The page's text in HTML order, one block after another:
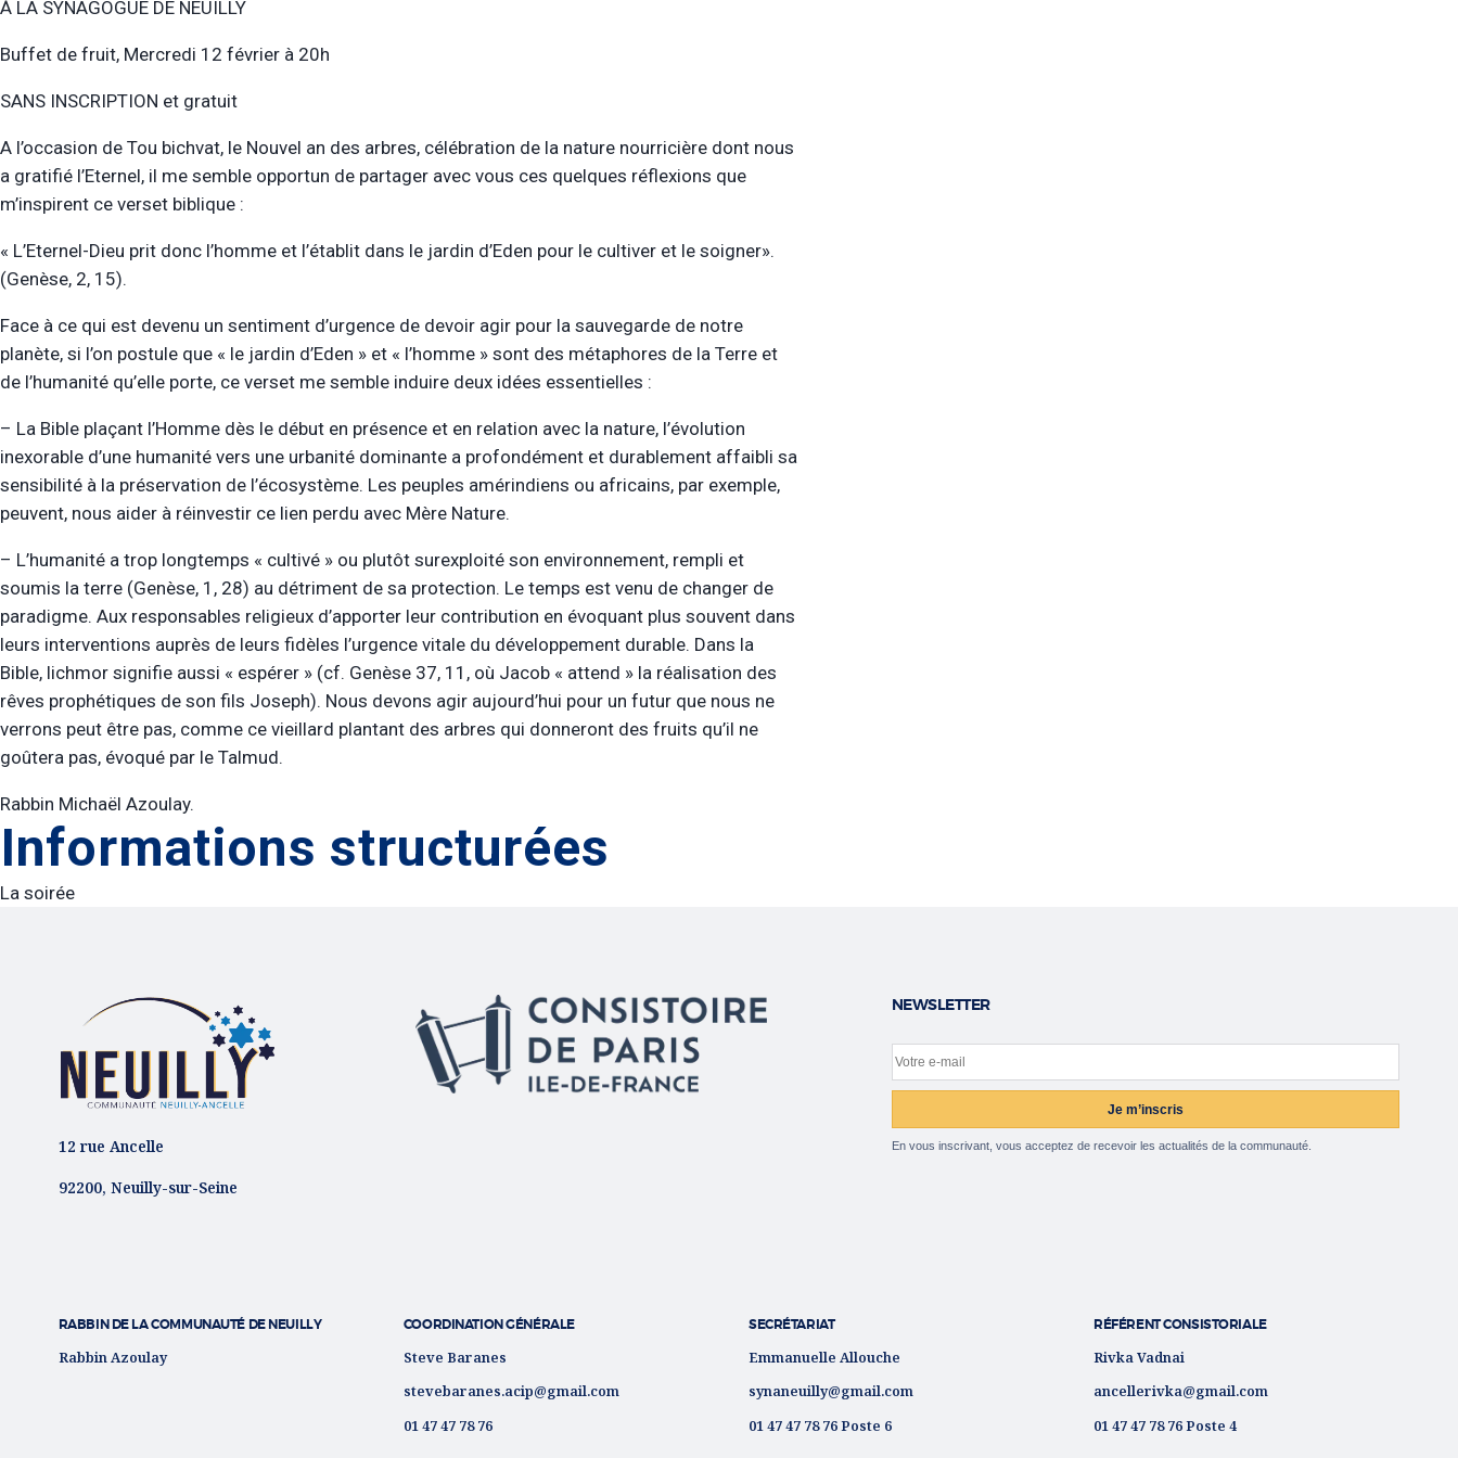
À LA SYNAGOGUE DE NEUILLY
Buffet de fruit, Mercredi 12 février à 20h
SANS INSCRIPTION et gratuit
A l’occasion de Tou bichvat, le Nouvel an des arbres, célébration de la nature nourricière dont nous
a gratifié l’Eternel, il me semble opportun de partager avec vous ces quelques réflexions que
m’inspirent ce verset biblique :
« L’Eternel-Dieu prit donc l’homme et l’établit dans le jardin d’Eden pour le cultiver et le soigner».
(Genèse, 2, 15).
Face à ce qui est devenu un sentiment d’urgence de devoir agir pour la sauvegarde de notre
planète, si l’on postule que « le jardin d’Eden » et « l’homme » sont des métaphores de la Terre et
de l’humanité qu’elle porte, ce verset me semble induire deux idées essentielles :
– La Bible plaçant l’Homme dès le début en présence et en relation avec la nature, l’évolution
inexorable d’une humanité vers une urbanité dominante a profondément et durablement affaibli sa
sensibilité à la préservation de l’écosystème. Les peuples amérindiens ou africains, par exemple,
peuvent, nous aider à réinvestir ce lien perdu avec Mère Nature.
– L’humanité a trop longtemps « cultivé » ou plutôt surexploité son environnement, rempli et
soumis la terre (Genèse, 1, 28) au détriment de sa protection. Le temps est venu de changer de
paradigme. Aux responsables religieux d’apporter leur contribution en évoquant plus souvent dans
leurs interventions auprès de leurs fidèles l’urgence vitale du développement durable. Dans la
Bible, lichmor signifie aussi « espérer » (cf. Genèse 37, 11, où Jacob « attend » la réalisation des
rêves prophétiques de son fils Joseph). Nous devons agir aujourd’hui pour un futur que nous ne
verrons peut être pas, comme ce vieillard plantant des arbres qui donneront des fruits qu’il ne
goûtera pas, évoqué par le Talmud.
Rabbin Michaël Azoulay.
Informations structurées
La soirée
12 rue Ancelle
92200, Neuilly-sur-Seine
NEWSLETTER
Votre e-mail
Site web
Je m’inscris
En vous inscrivant, vous acceptez de recevoir les actualités de la communauté.
RABBIN DE LA COMMUNAUTÉ DE NEUILLY
Rabbin Azoulay
COORDINATION GÉNÉRALE
Steve Baranes
stevebaranes.acip@gmail.com
01 47 47 78 76
SECRÉTARIAT
Emmanuelle Allouche
synaneuilly@gmail.com
01 47 47 78 76 Poste 6
RÉFÉRENT CONSISTORIALE
Rivka Vadnai
ancellerivka@gmail.com
01 47 47 78 76 Poste 4